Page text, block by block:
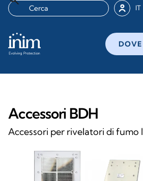
IT
DOVE
Accessori BDH
Accessori per rivelatori di fumo